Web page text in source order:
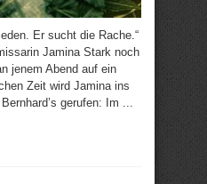
Er sucht die Rache.“
Jamina Stark noch
jenem Abend auf ein
Zeit wird Jamina ins
gerufen: Im ...